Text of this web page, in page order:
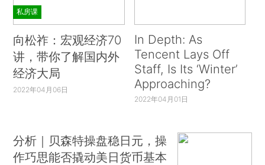
私房课
向松祚：宏观经济70
讲，带你了解国内外
经济大局
2022年04月06日
In Depth: As
Tencent Lays Off
Staff, Is Its ‘Winter’
Approaching?
2022年04月01日
分析｜贝森特操盘稳日元，操
作巧思能否撬动美日货币基本